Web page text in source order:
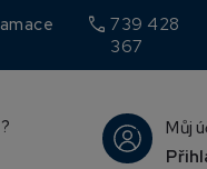
call 739 428
367
Můj